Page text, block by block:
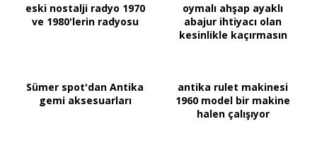
eski nostalji radyo 1970
ve 1980'lerin radyosu
oymalı ahşap ayaklı
abajur ihtiyacı olan
kesinlikle kaçırmasın
Sümer spot'dan Antika
gemi aksesuarları
antika rulet makinesi
1960 model bir makine
halen çalışıyor